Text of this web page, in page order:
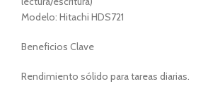
Modelo: Hitachi HDS721
Beneficios Clave
Rendimiento sólido para tareas diarias.